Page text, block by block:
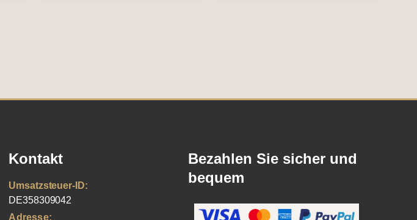
Kontakt
Umsatzsteuer-ID:
DE358309042
Adresse:
Bezahlen Sie sicher und
bequem